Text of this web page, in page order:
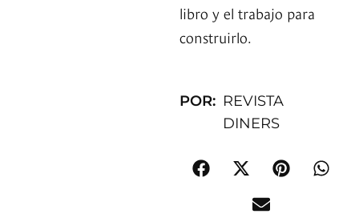
libro y el trabajo para
construirlo.
POR: REVISTA
DINERS